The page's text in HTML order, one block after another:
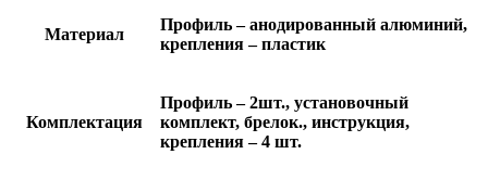
Материал
Профиль – анодированный алюминий,
крепления – пластик
Комплектация
Профиль – 2шт., установочный
комплект, брелок., инструкция,
крепления – 4 шт.